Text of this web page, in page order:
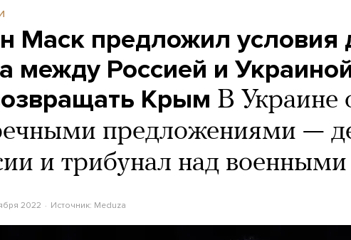
Маск предложил условия
между Россией и
Крым В Украине
предложениями —
и трибунал над
2022 Источник: Meduza